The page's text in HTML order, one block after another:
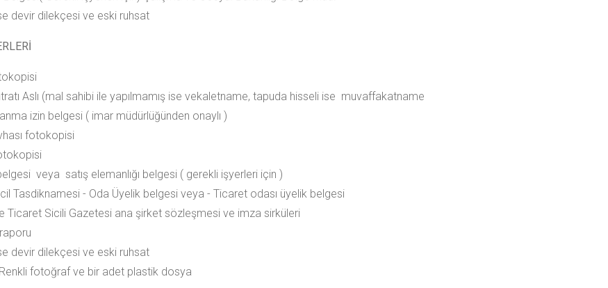
devir dilekçesi ve eski ruhsat
Aslı (mal sahibi ile yapılmamış ise vekaletname, tapuda hisseli ise muvaffakatname
izin belgesi ( imar müdürlüğünden onaylı )
fotokopisi
veya satış elemanlığı belgesi ( gerekli işyerleri için )
Tasdiknamesi - Oda Üyelik belgesi veya - Ticaret odası üyelik belgesi
Ticaret Sicili Gazetesi ana şirket sözleşmesi ve imza sirküleri
devir dilekçesi ve eski ruhsat
fotoğraf ve bir adet plastik dosya